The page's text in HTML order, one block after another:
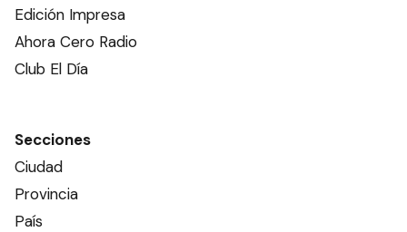
Edición Impresa
Ahora Cero Radio
Club El Día
Secciones
Ciudad
Provincia
País